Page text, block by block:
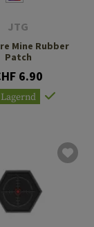
JTG
Mine Rubber
Patch
6.90
Lagernd